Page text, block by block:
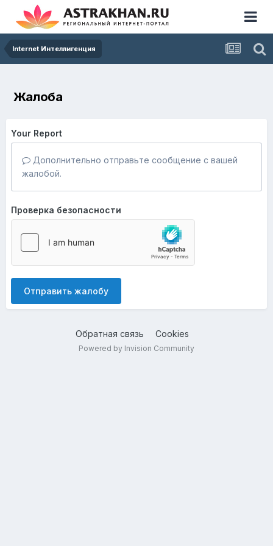
Internet Интеллигенция
Жалоба
Your Report
Дополнительно отправьте сообщение с вашей
жалобой.
Проверка безопасности
Отправить жалобу
Обратная связь Cookies
Powered by Invision Community